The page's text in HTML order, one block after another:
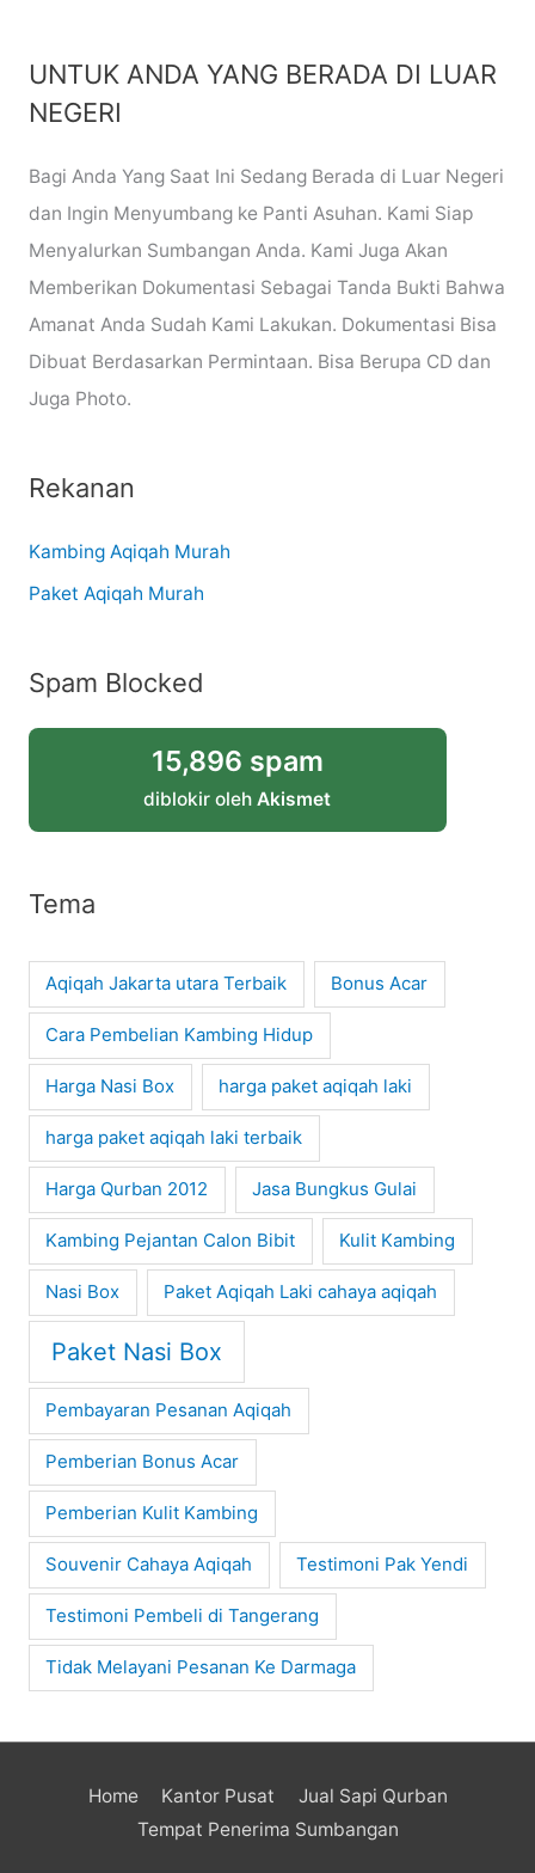
UNTUK ANDA YANG BERADA DI LUAR
NEGERI
Bagi Anda Yang Saat Ini Sedang Berada di Luar Negeri
dan Ingin Menyumbang ke Panti Asuhan. Kami Siap
Menyalurkan Sumbangan Anda. Kami Juga Akan
Memberikan Dokumentasi Sebagai Tanda Bukti Bahwa
Amanat Anda Sudah Kami Lakukan. Dokumentasi Bisa
Dibuat Berdasarkan Permintaan. Bisa Berupa CD dan
Juga Photo.
Rekanan
Kambing Aqiqah Murah
Paket Aqiqah Murah
Spam Blocked
15,896 spam
diblokir olehAkismet
Tema
Aqiqah Jakarta utara Terbaik Bonus Acar
Cara Pembelian Kambing Hidup
Harga Nasi Box harga paket aqiqah laki
harga paket aqiqah laki terbaik
Harga Qurban 2012 Jasa Bungkus Gulai
Kambing Pejantan Calon Bibit Kulit Kambing
Nasi Box Paket Aqiqah Laki cahaya aqiqah
Paket Nasi Box
Pembayaran Pesanan Aqiqah
Pemberian Bonus Acar
Pemberian Kulit Kambing
Souvenir Cahaya Aqiqah Testimoni Pak Yendi
Testimoni Pembeli di Tangerang
Tidak Melayani Pesanan Ke Darmaga
Home Kantor Pusat
Jual Sapi Qurban
Tempat Penerima Sumbangan